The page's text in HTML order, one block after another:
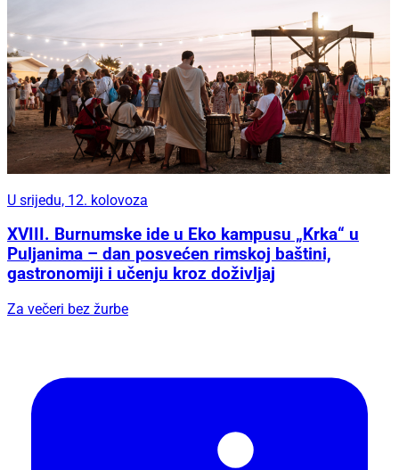
U srijedu, 12. kolovoza
XVIII. Burnumske ide u Eko kampusu „Krka“ u
Puljanima – dan posvećen rimskoj baštini,
gastronomiji i učenju kroz doživljaj
Za večeri bez žurbe